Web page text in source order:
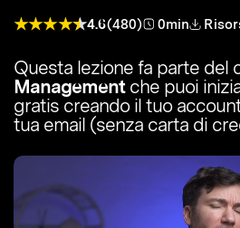
4.6(480) 0min
Questa lezione fa parte del
Managementche puoi
gratis creando il tuo
tua email (senza carta di